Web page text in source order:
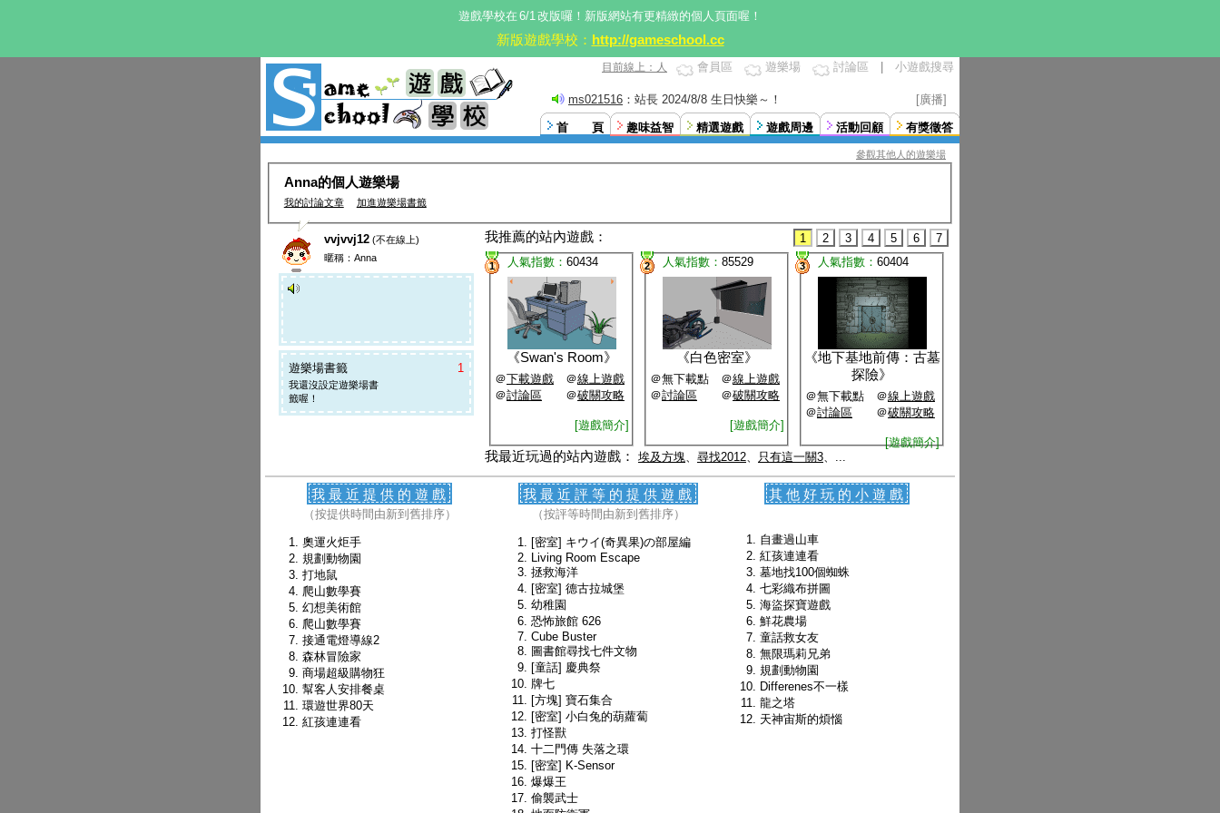
遊戲學校在 6/1改版囉！新版網站有更精緻的個人頁面喔！
新版遊戲學校： http://gameschool.cc
目前線上：人 會員區 遊樂場 討論區 小遊戲搜尋
ms021516 ：站長 2024/8/8 生日快樂～！ [廣播]
首 頁 趣味益智 精選遊戲 遊戲周邊 活動回顧 有獎徵答
參觀其他人的遊樂場
Anna的個人遊樂場
我的討論文章 加進遊樂場書籤
vvjvvj12 (不在線上)
暱稱：Anna
遊樂場書籤 1
我還沒設定遊樂場書
籤喔！
我推薦的站內遊戲： 1 2 3 4 5 6 7
1 人氣指數： 60434
《Swan's Room》
＠下載遊戲 ＠線上遊戲
＠討論區 ＠破關攻略
[遊戲簡介]
2 人氣指數： 85529
《白色密室》
＠無下載點 ＠線上遊戲
＠討論區 ＠破關攻略
[遊戲簡介]
3 人氣指數： 60404
《地下基地前傳：古墓
探險》
＠無下載點 ＠線上遊戲
＠討論區 ＠破關攻略
[遊戲簡介]
我最近玩過的站內遊戲： 埃及方塊 尋找2012 只有這一關3
我最近提供的遊戲
（按提供時間由新到舊排序）
奧運火炬手
規劃動物園
打地鼠
爬山數學賽
幻想美術館
爬山數學賽
接通電燈導線2
森林冒險家
商場超級購物狂
幫客人安排餐桌
環遊世界80天
紅孩連連看
我最近評等的提供遊戲
（按評等時間由新到舊排序）
[密室] キウイ(奇異果)の部屋編
Living Room Escape
拯救海洋
[密室] 德古拉城堡
幼稚園
恐怖旅館 626
Cube Buster
圖書館尋找七件文物
[童話] 慶典祭
牌七
[方塊] 寶石集合
[密室] 小白兔的葫蘿蔔
打怪獸
十二門傳 失落之環
[密室] K-Sensor
爆爆王
偷襲武士
其他好玩的小遊戲
自畫過山車
紅孩連連看
墓地找100個蜘蛛
七彩織布拼圖
海盜探寶遊戲
鮮花農場
童話救女友
無限瑪莉兄弟
規劃動物園
Differenes不一樣
龍之塔
天神宙斯的煩惱